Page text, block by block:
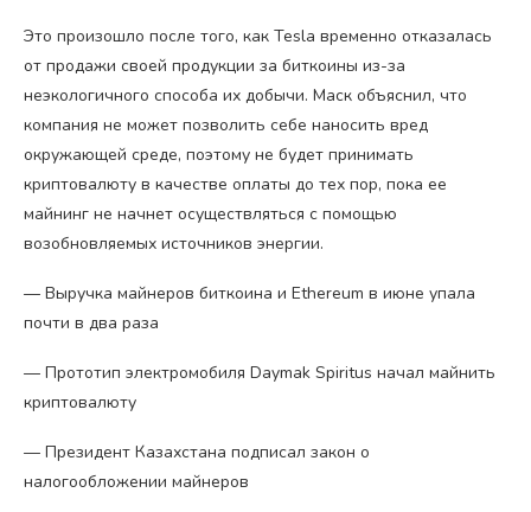
Это произошло после того, как Tesla временно отказалась
от продажи своей продукции за биткоины из-за
неэкологичного способа их добычи. Маск объяснил, что
компания не может позволить себе наносить вред
окружающей среде, поэтому не будет принимать
криптовалюту в качестве оплаты до тех пор, пока ее
майнинг не начнет осуществляться с помощью
возобновляемых источников энергии.
— Выручка майнеров биткоина и Ethereum в июне упала
почти в два раза
— Прототип электромобиля Daymak Spiritus начал майнить
криптовалюту
— Президент Казахстана подписал закон о
налогообложении майнеров